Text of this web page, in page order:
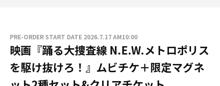
PRE-ORDER START DATE 2026.7.17 AM10:00
映画『踊る大捜査線 N.E.W.メトロポリス
を駆け抜けろ！』ムビチケ＋限定マグネ